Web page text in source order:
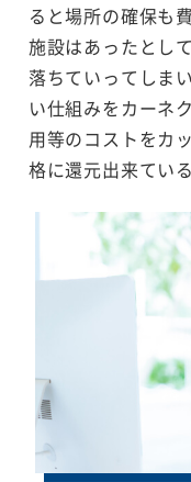
ると場所の確保も
施設はあったとし
落ちていってしま
い仕組みをカーネ
用等のコストをカ
格に還元出来てい